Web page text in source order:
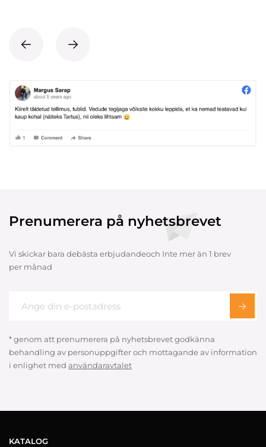
Prenumerera på nyhetsbrevet
Vi skickar bara debästa erbjudandeoch Inte mer än 1 brev
per månad
* genom att prenumerera på nyhetsbrevet godkänna
behandling av personuppgifter och mottagande av information
i enlighet med användaravtalet
KATALOG